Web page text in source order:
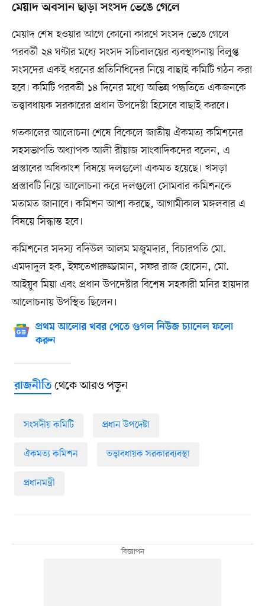
মেয়াদ অবসান ছাড়া সংসদ ভেঙে গেলে
মেয়াদ শেষ হওয়ার আগে কোনো কারণে সংসদ ভেঙে গেলে
পরবর্তী ২৪ ঘণ্টার মধ্যে সংসদ সচিবালয়ের ব্যবস্থাপনায় বিলুপ্ত
সংসদের একই ধরনের প্রতিনিধিদের নিয়ে বাছাই কমিটি গঠন করা
হবে। কমিটি পরবর্তী ১৪ দিনের মধ্যে অভিন্ন পদ্ধতিতে একজনকে
তত্ত্বাবধায়ক সরকারের প্রধান উপদেষ্টা হিসেবে বাছাই করবে।
গতকালের আলোচনা শেষে বিকেলে জাতীয় ঐকমত্য কমিশনের
সহসভাপতি অধ্যাপক আলী রীয়াজ সাংবাদিকদের বলেন, এ
প্রস্তাবের অধিকাংশ বিষয়ে দলগুলো একমত হয়েছে। খসড়া
প্রস্তাবটি নিয়ে আলোচনা করে দলগুলো সোমবার কমিশনকে
মতামত জানাবে। কমিশন আশা করছে, আগামীকাল মঙ্গলবার এ
বিষয়ে সিদ্ধান্ত হবে।
কমিশনের সদস্য বদিউল আলম মজুমদার, বিচারপতি মো.
এমদাদুল হক, ইফতেখারুজ্জামান, সফর রাজ হোসেন, মো.
আইয়ুব মিয়া এবং প্রধান উপদেষ্টার বিশেষ সহকারী মনির হায়দার
আলোচনায় উপস্থিত ছিলেন।
প্রথম আলোর খবর পেতে গুগল নিউজ চ্যানেল ফলো
করুন
রাজনীতিথেকে আরও পড়ুন
সংসদীয় কমিটি প্রধান উপদেষ্টা
ঐকমত্য কমিশন তত্ত্বাবধায়ক সরকারব্যবস্থা
প্রধানমন্ত্রী